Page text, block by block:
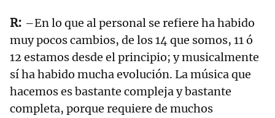
–En lo que al personal se refiere ha habido
muy pocos cambios, de los 14 que somos, 11 ó
12 estamos desde el principio; y musicalmente
sí ha habido mucha evolución. La música que
hacemos es bastante compleja y bastante
completa, porque requiere de muchos